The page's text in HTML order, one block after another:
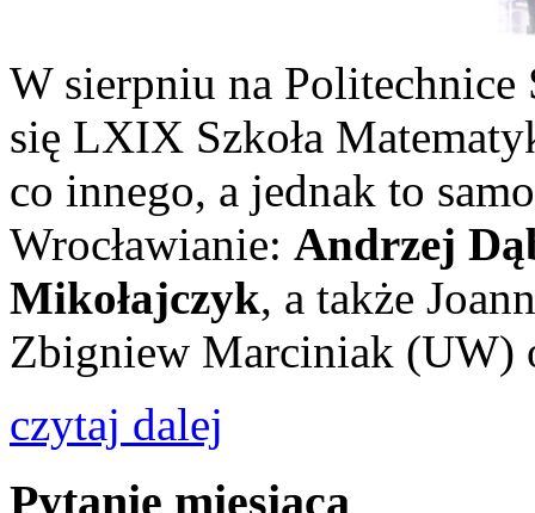
W sierpniu na
się LXIX Szkoła
co innego, a jednak to
Wrocławianie: Andrzej
Mikołajczyk, a także
Zbigniew Marciniak (UW)
czytaj dalej
Pytanie miesiąca